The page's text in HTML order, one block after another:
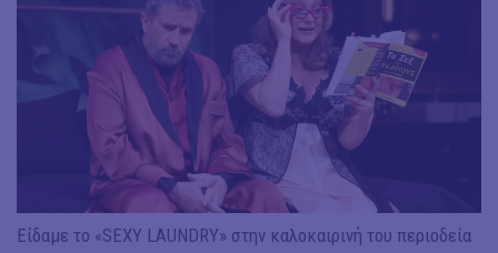
Είδαμε το «SEXY LAUNDRY» στην καλοκαιρινή του περιοδεία